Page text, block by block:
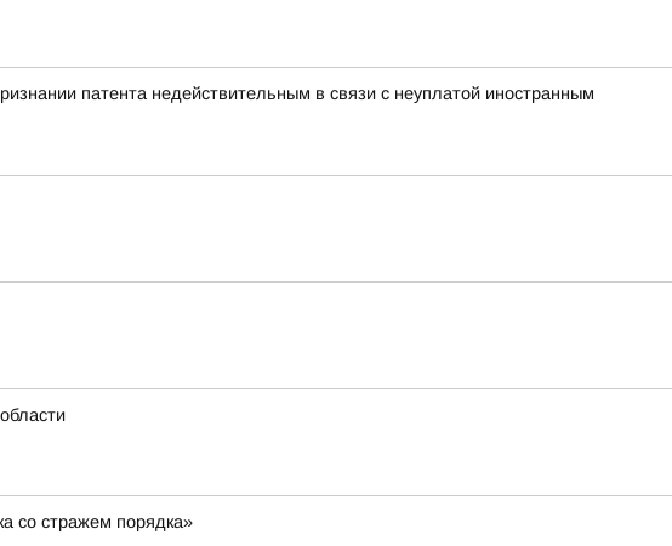
патента недействительным в связи с неуплатой иностранным
со стражем порядка»